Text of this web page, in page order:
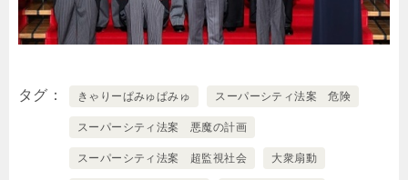
タグ きゃりーぱみゅぱみゅ スーパーシティ法案 危険
スーパーシティ法案 悪魔の計画
スーパーシティ法案 超監視社会 大衆扇動